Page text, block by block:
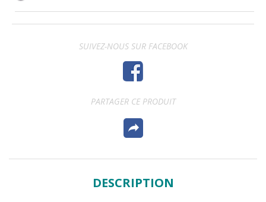
SUIVEZ-NOUS SUR FACEBOOK
PARTAGER CE PRODUIT
DESCRIPTION